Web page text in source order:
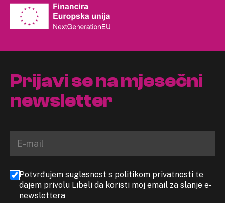
Prijavi se na mjesečni
newsletter
Potvrđujem suglasnost s politikom privatnosti te
dajem privolu Libeli da koristi moj email za slanje e-
newslettera